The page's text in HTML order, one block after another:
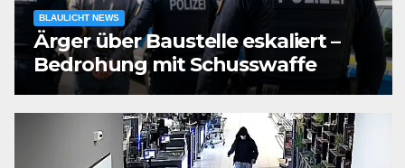
BLAULICHT NEWS
Ärger über Baustelle eskaliert –
Bedrohung mit Schusswaffe